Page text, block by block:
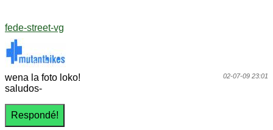
fede-street-vg
02-07-09 23:01
wena la foto loko!
saludos-